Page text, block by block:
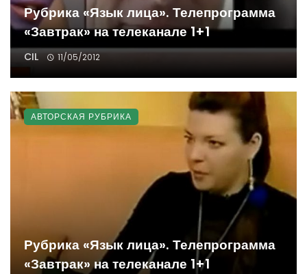
Рубрика «Язык лица». Телепрограмма
«Завтрак» на телеканале 1+1
CIL 11/05/2012
Рубрика «Язык лица». Телепрограмма
«Завтрак» на телеканале 1+1
АВТОРСКАЯ РУБРИКА